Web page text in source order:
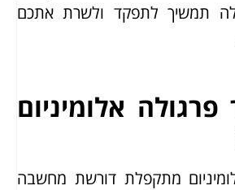
תמשיך לתפקד ולשרת אתכם
אלומיניום
מתקפלת דורשת מחשבה